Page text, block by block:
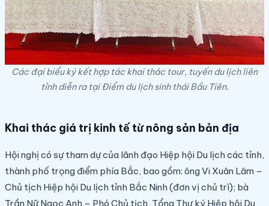
Các đại biểu ký kết hợp tác khai thác tour, tuyến du lịch liên
tỉnh diễn ra tại Điểm du lịch sinh thái Bầu Tiên.
Khai thác giá trị kinh tế từ nông sản bản địa
Hội nghị có sự tham dự của lãnh đạo Hiệp hội Du lịch các tỉnh,
thành phố trọng điểm phía Bắc, bao gồm: ông Vi Xuân Lâm –
Chủ tịch Hiệp hội Du lịch tỉnh Bắc Ninh (đơn vị chủ trì); bà
Trần Nữ Ngọc Anh – Phó Chủ tịch, Tổng Thư ký Hiệp hội Du